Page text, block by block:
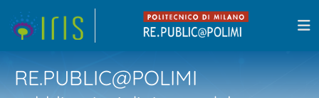
RE.PUBLIC@POLIMI